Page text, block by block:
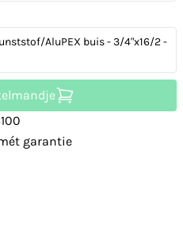
AluPEX buis - 3/4"x16/2 -
garantie